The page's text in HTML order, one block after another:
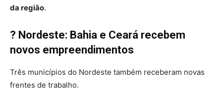
da região.
? Nordeste: Bahia e Ceará recebem
novos empreendimentos
Três municípios do Nordeste também receberam novas
frentes de trabalho.